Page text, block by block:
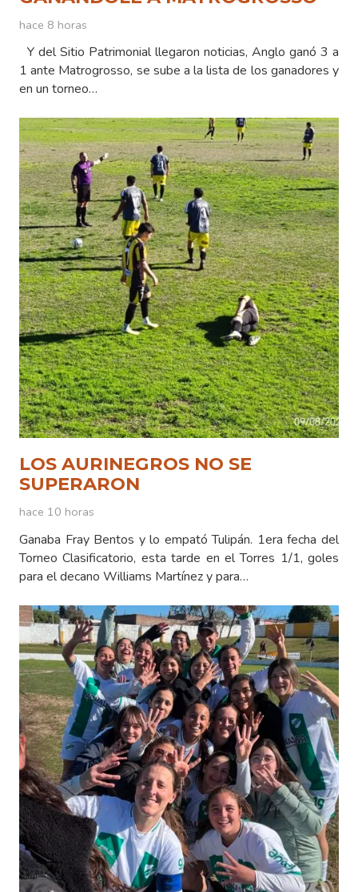
hace 8 horas
Y del Sitio Patrimonial llegaron noticias, Anglo ganó 3 a
1 ante Matrogrosso, se sube a la lista de los ganadores y
en un torneo…
LOS AURINEGROS NO SE
SUPERARON
hace 10 horas
Ganaba Fray Bentos y lo empató Tulipán. 1era fecha del
Torneo Clasificatorio, esta tarde en el Torres 1/1, goles
para el decano Williams Martínez y para…